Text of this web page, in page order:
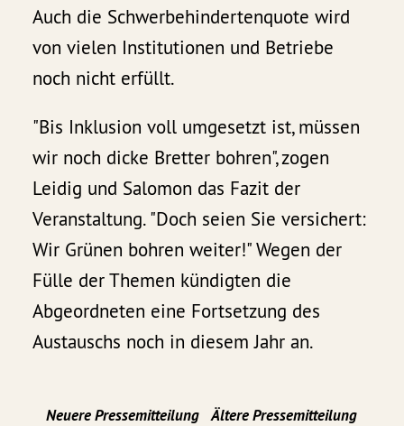
Auch die Schwerbehindertenquote wird
von vielen Institutionen und Betriebe
noch nicht erfüllt.
"Bis Inklusion voll umgesetzt ist, müssen
wir noch dicke Bretter bohren", zogen
Leidig und Salomon das Fazit der
Veranstaltung. "Doch seien Sie versichert:
Wir Grünen bohren weiter!" Wegen der
Fülle der Themen kündigten die
Abgeordneten eine Fortsetzung des
Austauschs noch in diesem Jahr an.
Neuere Pressemitteilung Ältere Pressemitteilung